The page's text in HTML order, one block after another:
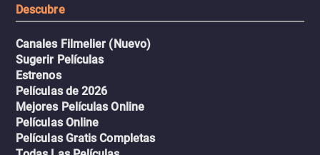
Descubre
Canales Filmelier (Nuevo)
Sugerir Películas
Estrenos
Películas de 2026
Mejores Películas Online
Películas Online
Películas Gratis Completas